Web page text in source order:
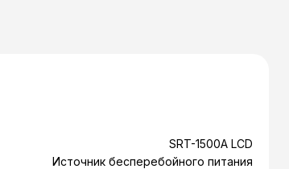
SRT-1500A LCD
Источник бесперебойного питания